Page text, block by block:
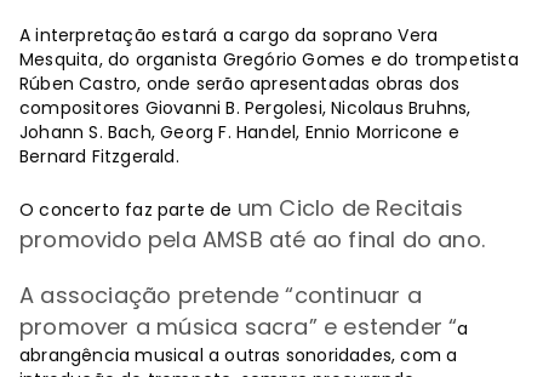
A interpretação estará a cargo da soprano Vera
Mesquita, do organista Gregório Gomes e do trompetista
Rúben Castro, onde serão apresentadas obras dos
compositores Giovanni B. Pergolesi, Nicolaus Bruhns,
Johann S. Bach, Georg F. Handel, Ennio Morricone e
Bernard Fitzgerald.
O concerto faz parte de um Ciclo de Recitais
promovido pela AMSB até ao final do ano.
A associação pretende“continuar a
promover a música sacra” e estender“a
abrangência musical a outras sonoridades, com a